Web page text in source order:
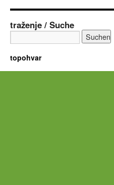
traženje / Suche
topohvar